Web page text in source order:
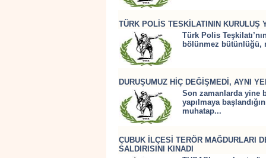
TÜRK POLİS TESKİLATININ KURULUŞ
Türk Polis
bölünmez bütünlüğü,
DURUŞUMUZ HİÇ DEĞİŞMEDİ, AYNI
Son zamanlarda yine
yapılmaya
muhatap...
ÇUBUK İLÇESİ TERÖR MAĞDURLARI
SALDIRISINI KINADI